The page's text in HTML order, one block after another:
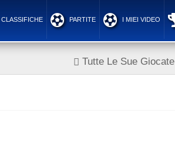
CLASSIFICHE PARTITE I MIEI VIDEO
Tutte Le Sue Giocate